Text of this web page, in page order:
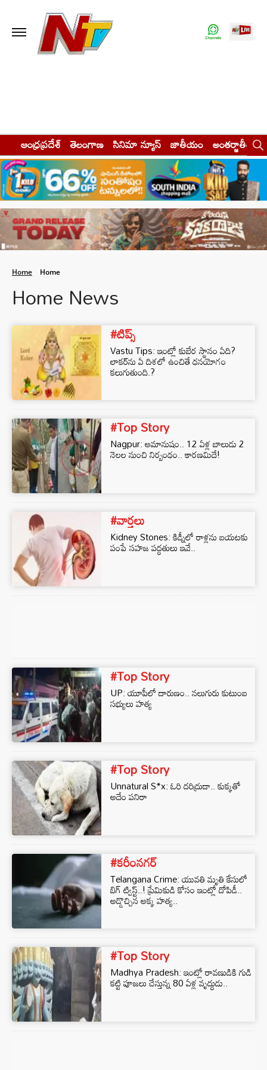
ఆంధ్రప్రదేశ్ తెలంగాణ సినిమా న్యూస్ జాతీయం అంతర్జాతీయం
Home Home
Home News
#టిప్స్
Vastu Tips: ఇంట్లో కుబేర స్థానం ఏది?
లాకర్‌ను ఏ దిశలో ఉంచితే ధనయోగం
కలుగుతుంది.?
#Top Story
Nagpur: అమానుషం.. 12 ఏళ్ల బాలుడు 2
నెలల నుంచి నిర్బంధం.. కారణమిదే!
#వార్తలు
Kidney Stones: కిడ్నీలో రాళ్లను బయటకు
పంపే సహజ పద్ధతులు ఇవే..
#Top Story
UP: యూపీలో దారుణం.. నలుగురు కుటుంబ
సభ్యులు హత్య
#Top Story
Unnatural S*x: ఓరి దరిద్రుడా.. కుక్కతో
అదేం పనిరా
#కరీంనగర్
Telangana Crime: యువతి మృతి కేసులో
బిగ్‌ ట్విస్ట్‌..! ప్రేమికుడి కోసం ఇంట్లో దోపిడీ..
అడ్డొచ్చిన అక్క హత్య..
#Top Story
Madhya Pradesh: ఇంట్లో రావణుడికి గుడి
కట్టి పూజలు చేస్తున్న 80 ఏళ్ల వృద్ధుడు..